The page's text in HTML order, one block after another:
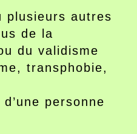
plusieurs autres
de la
du validisme
transphobie,
personne